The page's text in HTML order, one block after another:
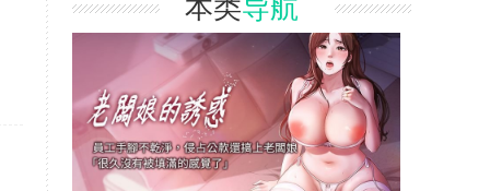
本类导航